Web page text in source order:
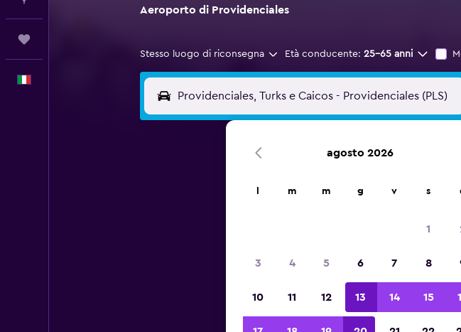
Aeroporto di Providenciales
Stesso luogo di riconsegna Età conducente: 25-65 anni
agosto 2026
m m g v s
1
3 4 5 6 7 8
10 11 12 13 14 15